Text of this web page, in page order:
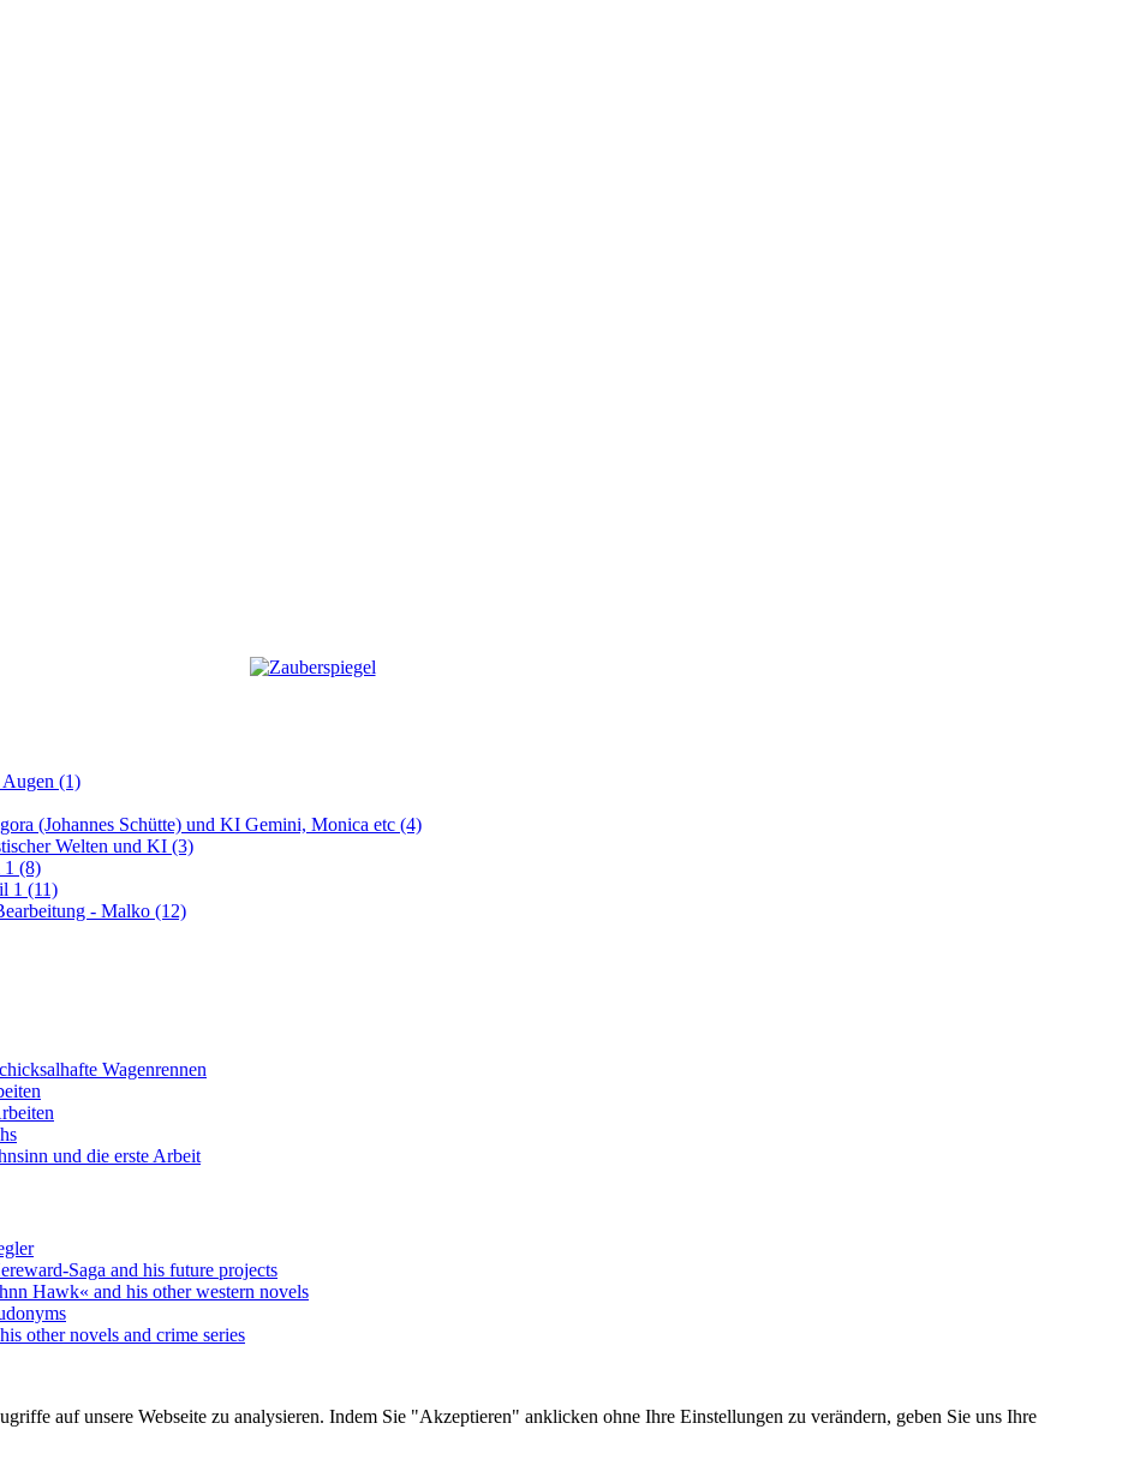
(1)
(Johannes Schütte) und KI Gemini, Monica etc (4)
Welten und KI (3)
1 (8)
1 (11)
- Malko (12)
Wagenrennen
und die erste Arbeit
Saga and his future projects
Hawk« and his other western novels
other novels and crime series
auf unsere Webseite zu analysieren. Indem Sie "Akzeptieren" anklicken ohne Ihre Einstellungen zu verändern, geben Sie uns Ihre